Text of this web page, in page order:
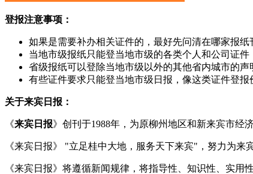
登报注意事项：
如果是需要补办相关证件的，最好先问清在哪家报
当地市级报纸只能登当地市级的各类个人和公司证件
省级报纸可以登除当地市级以外的其他省内城市的
有些证件要求只能登当地市级日报，像这类证件登报
关于来宾日报：
《来宾日报》创刊于1988年，为原柳州地区和新来宾市经
《来宾日报》 "立足桂中大地，服务天下来宾"，努力为来
《来宾日报》将遵循新闻规律，将指导性、知识性、实用